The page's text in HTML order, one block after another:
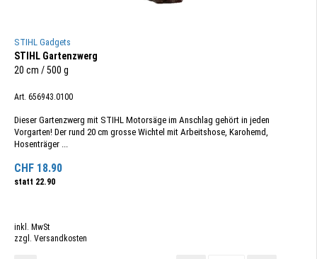
STIHL Gadgets
STIHL Gartenzwerg
20 cm / 500 g
Art. 656943.0100
Dieser Gartenzwerg mit STIHL Motorsäge im Anschlag gehört in jeden
Vorgarten! Der rund 20 cm grosse Wichtel mit Arbeitshose, Karohemd,
Hosenträger ...
CHF 18.90
statt 22.90
inkl. MwSt
zzgl. Versandkosten